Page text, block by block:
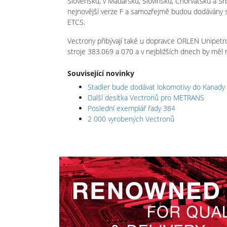
nejnovější verze F a samozřejmě budou
ETCS.
Vectrony přibývají také u dopravce ORLEN
stroje 383.069 a 070 a v nejbližších dnech by měl
Související novinky
Stadler bude dodávat lokomotivy do Kanady
Další desítka Vectronů pro METRANS
Poslední exemplář řady 384
2 000 vyrobených Vectronů